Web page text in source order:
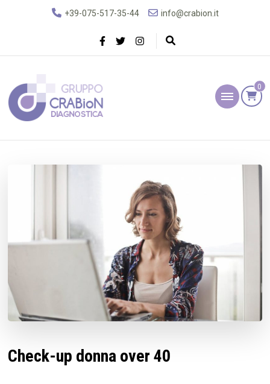
+39-075-517-35-44 info@crabion.it
Gruppo Crabion
Diagnostica
0
Check-up donna over 40